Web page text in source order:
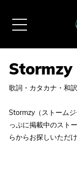
歌詞・カタカナ・和
Stormzy（ストーム
っぷに掲載中のスト
らからお探しいただけ